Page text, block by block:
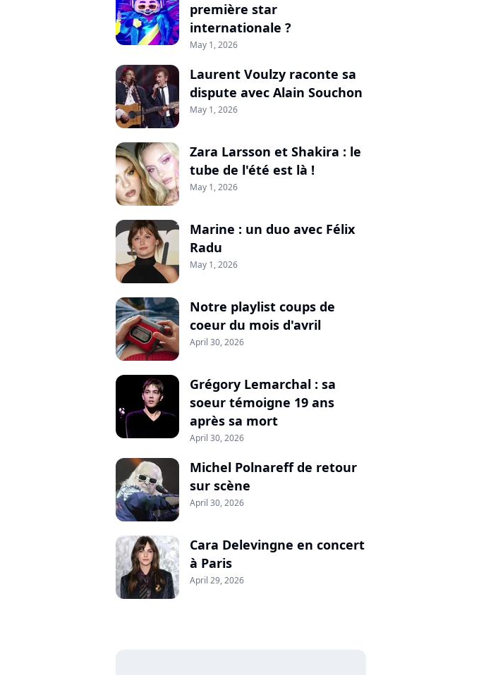
première star
internationale ?
May 1, 2026
Laurent Voulzy raconte sa
dispute avec Alain Souchon
May 1, 2026
Zara Larsson et Shakira : le
tube de l'été est là !
May 1, 2026
Marine : un duo avec Félix
Radu
May 1, 2026
Notre playlist coups de
coeur du mois d'avril
April 30, 2026
Grégory Lemarchal : sa
soeur témoigne 19 ans
après sa mort
April 30, 2026
Michel Polnareff de retour
sur scène
April 30, 2026
Cara Delevingne en concert
à Paris
April 29, 2026